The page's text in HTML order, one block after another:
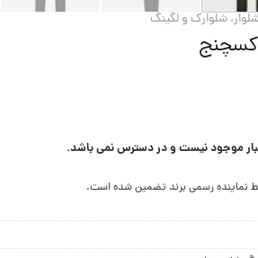
شلوارک و لگینگ
اکسچنج
موجود نیست و در دسترس نمی باشد.
نماینده رسمی برند تضمین شده است.